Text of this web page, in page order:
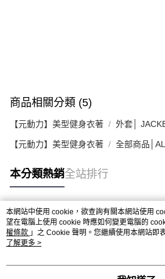
商品相關分類 (5)
【元動力】美型健身衣著 外套│
【元動力】美型健身衣著 全部商品
本分類熱銷全站排行
熱門標籤
本網站中使用 cookie，欲查詢有關本網站使用
望在電腦上使用 cookie 時應如何變更電腦的
權條款 」之 Cookie 聲明。您繼續使用本網站即
用條款之 Cookie 聲明使用 cookie。
了解更多 >